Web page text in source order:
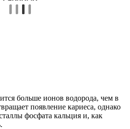
больше ионов водорода, чем в
появление кариеса, однако
фосфата кальция и, как